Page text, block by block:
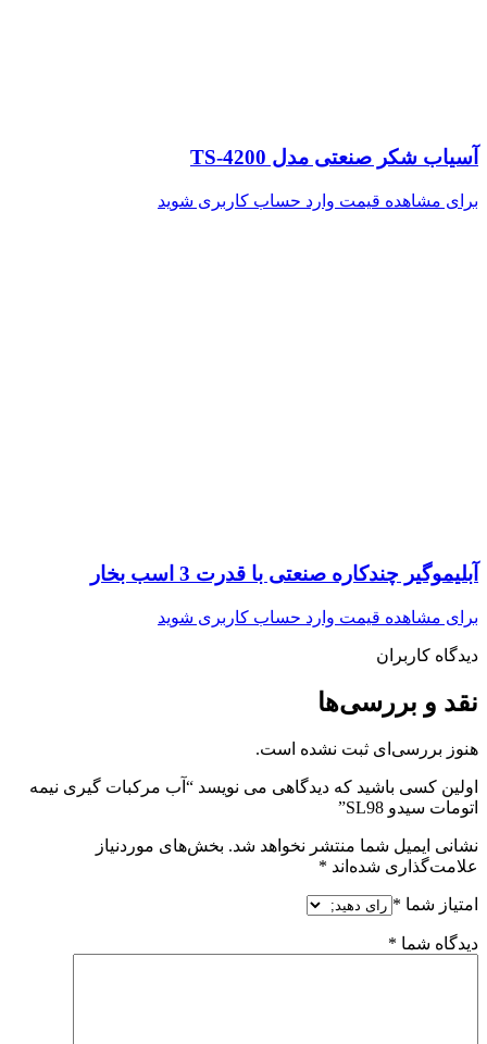
آسیاب شکر صنعتی مدل TS-4200
برای مشاهده قیمت وارد حساب کاربری شوید
آبلیموگیر چندکاره صنعتی با قدرت 3 اسب بخار
برای مشاهده قیمت وارد حساب کاربری شوید
دیدگاه کاربران
نقد و بررسی‌ها
هنوز بررسی‌ای ثبت نشده است.
اولین کسی باشید که دیدگاهی می نویسد “آب مرکبات گیری نیمه
اتومات سیدو SL98”
نشانی ایمیل شما منتشر نخواهد شد. بخش‌های موردنیاز
علامت‌گذاری شده‌اند *
امتیاز شما *
دیدگاه شما *